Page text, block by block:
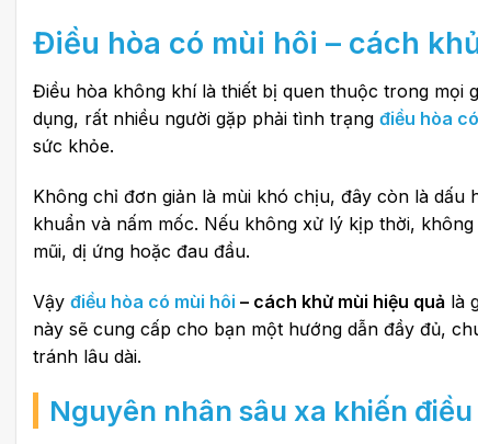
Điều hòa có mùi hôi – cách
Điều hòa không khí là thiết bị quen thuộc trong mọi
dụng, rất nhiều người gặp phải tình trạng điều hòa
sức khỏe.
Không chỉ đơn giản là mùi khó chịu, đây còn là
khuẩn và nấm mốc. Nếu không xử lý kịp thời,
mũi, dị ứng hoặc đau đầu.
Vậy điều hòa có mùi hôi – cách khử mùi hiệu quả là
này sẽ cung cấp cho bạn một hướng dẫn đầy đủ,
tránh lâu dài.
Nguyên nhân sâu xa khiến